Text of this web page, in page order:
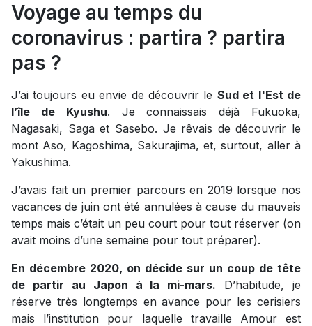
Voyage au temps du
coronavirus : partira ? partira
pas ?
J’ai toujours eu envie de découvrir le Sud et l'Est de
l’île de Kyushu. Je connaissais déjà Fukuoka,
Nagasaki, Saga et Sasebo. Je rêvais de découvrir le
mont Aso, Kagoshima, Sakurajima, et, surtout, aller à
Yakushima.
J’avais fait un premier parcours en 2019 lorsque nos
vacances de juin ont été annulées à cause du mauvais
temps mais c’était un peu court pour tout réserver (on
avait moins d’une semaine pour tout préparer).
En décembre 2020, on décide sur un coup de tête
de partir au Japon à la mi-mars. D’habitude, je
réserve très longtemps en avance pour les cerisiers
mais l’institution pour laquelle travaille Amour est